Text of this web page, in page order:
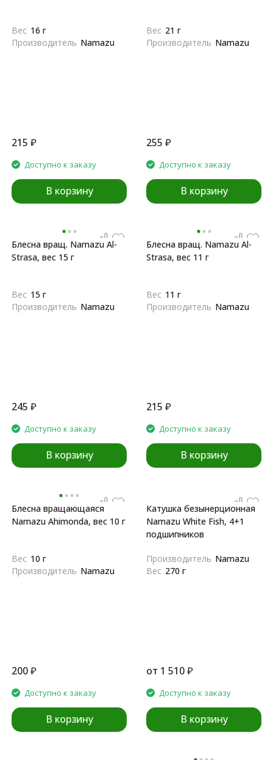
Вес 16 г
Производитель Namazu
215 ₽
Доступно к заказу
В корзину
Вес 21 г
Производитель Namazu
255 ₽
Доступно к заказу
В корзину
Блесна вращ. Namazu Al-
Strasa, вес 15 г
Вес 15 г
Производитель Namazu
245 ₽
Доступно к заказу
В корзину
Блесна вращ. Namazu Al-
Strasa, вес 11 г
Вес 11 г
Производитель Namazu
215 ₽
Доступно к заказу
В корзину
Блесна вращающаяся
Namazu Ahimonda, вес 10 г
Вес 10 г
Производитель Namazu
200₽
Доступно к заказу
В корзину
Катушка безынерционная
Namazu White Fish, 4+1
подшипников
Производитель Namazu
Вес 270 г
от 1 510₽
Доступно к заказу
В корзину